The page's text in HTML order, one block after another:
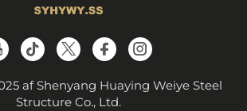
af Shenyang Huaying Weiye Steel
Structure Co., Ltd.